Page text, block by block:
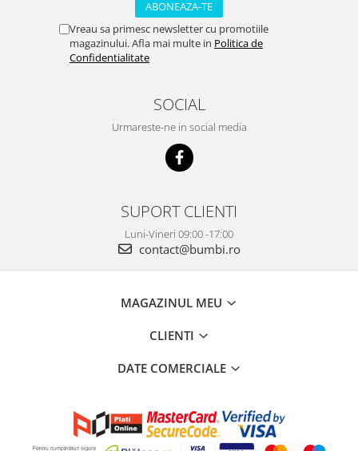
Vreau sa primesc newsletter cu promotiile
magazinului. Afla mai multe in Politica de
Confidentialitate
SOCIAL
Urmareste-ne in social media
SUPORT CLIENTI
Luni-Vineri 09:00 -17:00
contact@bumbi.ro
MAGAZINUL MEU
CLIENTI
DATE COMERCIALE